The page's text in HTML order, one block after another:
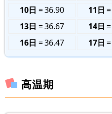
10日
36.90 11日
13日
36.67 14日
16日
36.47 17日
高温期